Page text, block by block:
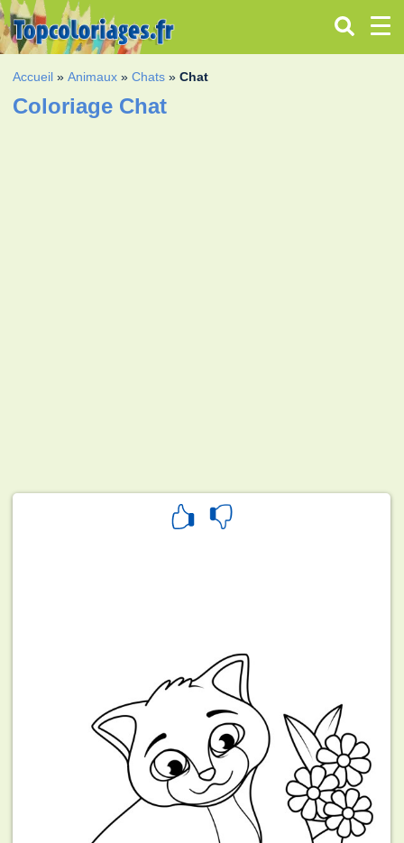
Accueil »Animaux »Chats »Chat
Coloriage Chat